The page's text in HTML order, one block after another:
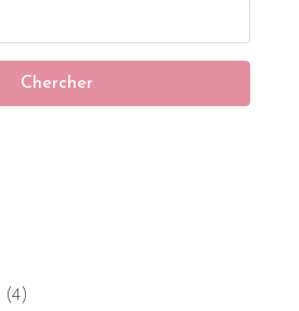
Chercher
(4)